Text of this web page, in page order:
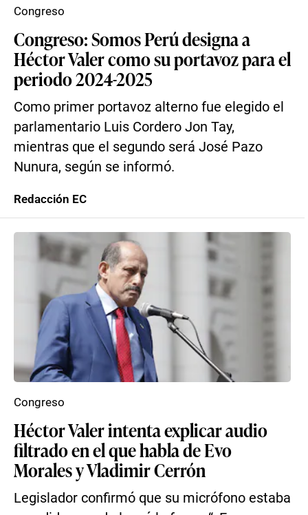
Congreso: Somos Perú designa a
Héctor Valer como su portavoz para el
periodo 2024-2025
Como primer portavoz alterno fue elegido el
parlamentario Luis Cordero Jon Tay,
mientras que el segundo será José Pazo
Nunura, según se informó.
Congreso
Redacción EC
Héctor Valer intenta explicar audio
filtrado en el que habla de Evo
Morales y Vladimir Cerrón
Legislador confirmó que su micrófono estaba
Congreso